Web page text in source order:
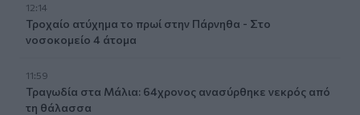
12:14
Τροχαίο ατύχημα το πρωί στην Πάρνηθα - Στο
νοσοκομείο 4 άτομα
11:59
Τραγωδία στα Μάλια: 64χρονος ανασύρθηκε νεκρός από
τη θάλασσα